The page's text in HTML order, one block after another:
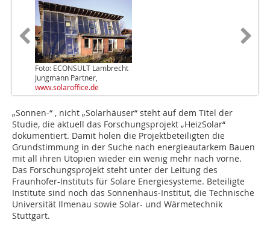
Foto: ECONSULT Lambrecht
Jungmann Partner,
www.solaroffice.de
„Sonnen-“ , nicht „Solarhäuser“ steht auf dem Titel der
Studie, die aktuell das Forschungsprojekt „HeizSolar“
dokumentiert. Damit holen die Projektbeteiligten die
Grundstimmung in der Suche nach energieautarkem Bauen
mit all ihren Utopien wieder ein wenig mehr nach vorne.
Das Forschungsprojekt steht unter der Leitung des
Fraunhofer-Instituts für Solare Energiesysteme. Beteiligte
Institute sind noch das Sonnenhaus-Institut, die Technische
Universität Ilmenau sowie Solar- und Wärmetechnik
Stuttgart.